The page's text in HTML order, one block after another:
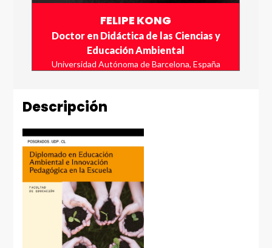
FELIPE KONG
Doctor en Didáctica de las Ciencias y
Educación Ambiental
Universidad Autónoma de Barcelona, España
Descripción